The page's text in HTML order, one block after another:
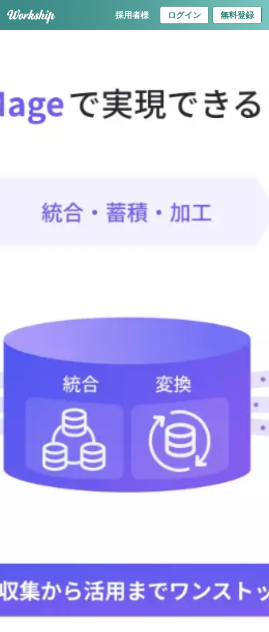
採用者様 ログイン 無料登録